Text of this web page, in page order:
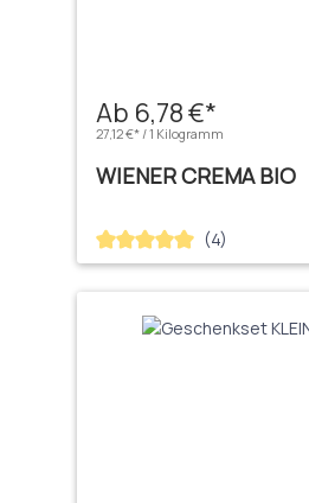
Ab 6,78 €*
27,12 €* / 1 Kilogramm
WIENER CREMA BIO
Durchschnittliche
(4)